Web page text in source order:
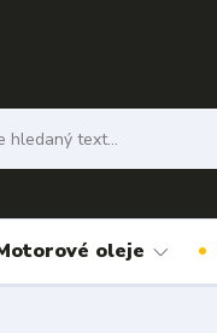
oleje